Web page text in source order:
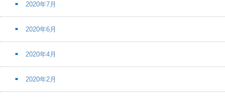
2020年7月
2020年6月
2020年4月
2020年2月